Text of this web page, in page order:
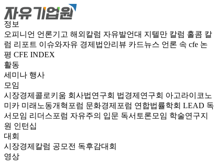
정보
오피니언 언론기고 해외칼럼 자유발언대 지텔만 칼럼 홀콤 칼
럼 리포트 이슈와자유 경제법안리뷰 카드뉴스 언론 속 cfe 논
평 CFE INDEX
활동
세미나 행사
모임
시장경제콜로키움 회사법연구회 법경제연구회 아고라이코노
미카 미래노동개혁포럼 문화경제포럼 연합법률학회 LEAD 독
서모임 리더스포럼 자유주의 입문 독서토론모임 학술연구지
원 인턴십
대회
시장경제칼럼 공모전 독후감대회
영상